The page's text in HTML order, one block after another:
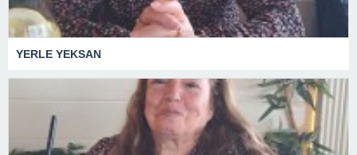
YERLE YEKSAN